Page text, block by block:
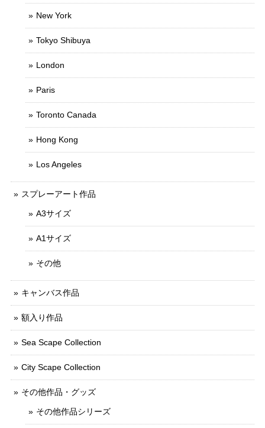
New York
Tokyo Shibuya
London
Paris
Toronto Canada
Hong Kong
Los Angeles
スプレーアート作品
A3サイズ
A1サイズ
その他
キャンバス作品
額入り作品
Sea Scape Collection
City Scape Collection
その他作品・グッズ
その他作品シリーズ